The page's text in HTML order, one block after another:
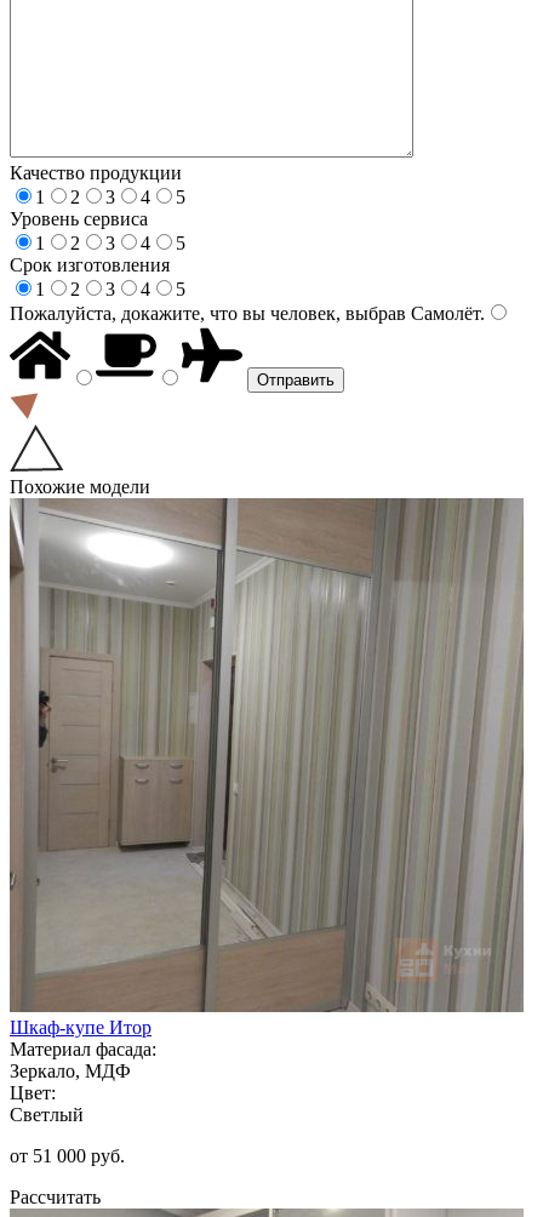
Качество продукции
1
2 3 4
5
Уровень сервиса
1
2 3 4
5
Срок изготовления
1
2 3 4
5
Пожалуйста, докажите, что вы человек, выбрав Самолёт.
Похожие модели
Шкаф-купе Итор
Материал фасада:
Зеркало, МДФ
Цвет:
Светлый
от 51 000 руб.
Рассчитать